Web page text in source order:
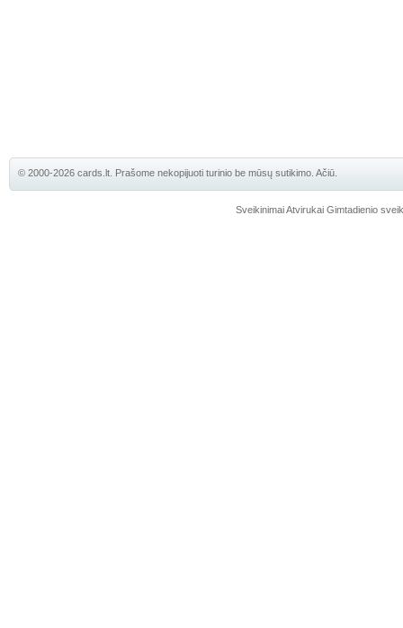
© 2000-2026 cards.lt. Prašome nekopijuoti turinio be mūsų sutikimo. Ačiū.
Sveikinimai Atvirukai Gimtadienio